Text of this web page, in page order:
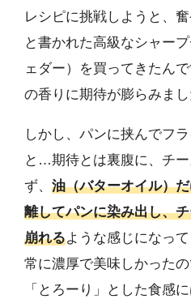
レシピに挑戦しようと、
と書かれた高級なシャー
ェダー）を買ってきたん
の香りに期待が膨らみまし
しかし、パンに挟んでフ
と…期待とは裏腹に、チ
ず、 油（バターオイル）
離してパンに染み出し、
崩れるような感じになっ
常に濃厚で美味しかった
「とろーり」とした食感